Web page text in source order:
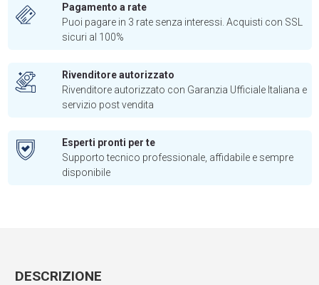
Pagamento a rate
Puoi pagare in 3 rate senza interessi. Acquisti con SSL
sicuri al 100%
Rivenditore autorizzato
Rivenditore autorizzato con Garanzia Ufficiale Italiana e
servizio post vendita
Esperti pronti per te
Supporto tecnico professionale, affidabile e sempre
disponibile
DESCRIZIONE